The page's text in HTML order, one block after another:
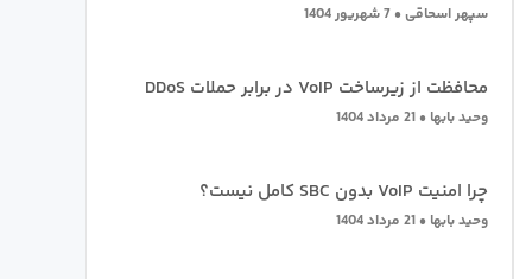
سپهر اسحاقی
محافظت از زیرساخت VoIP در برابر حملات DDoS
وحید بابها
چرا امنیت VoIP بدون SBC کامل نیست؟
وحید بابها